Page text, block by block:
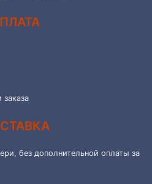
без дополнительной оплаты за